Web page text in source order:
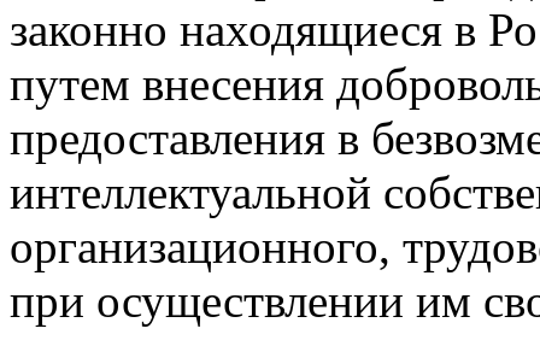
законно находящиеся в
путем внесения
предоставления в
интеллектуальной
организационного,
при осуществлении им